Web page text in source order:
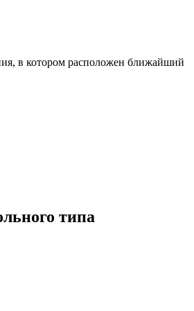
в котором расположен ближайший
типа